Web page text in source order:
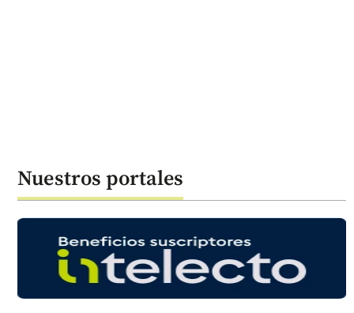
Nuestros portales